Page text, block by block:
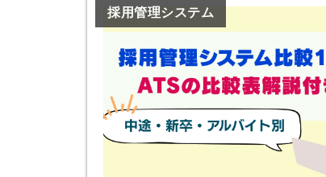
採用管理システム
パスワードをお忘れですか？
他サービスIDでログイン